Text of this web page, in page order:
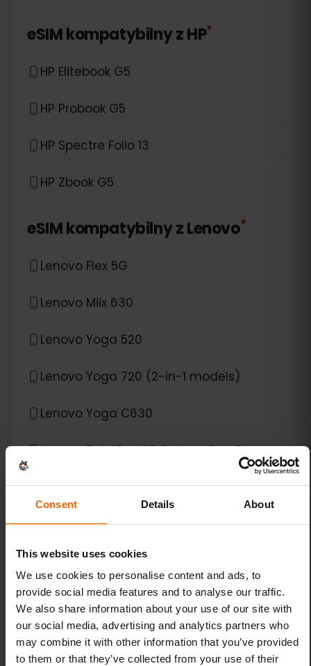
Consent Details About
This website uses cookies
We use cookies to personalise content and ads, to
provide social media features and to analyse our traffic.
We also share information about your use of our site with
our social media, advertising and analytics partners who
may combine it with other information that you’ve provided
to them or that they’ve collected from your use of their
eSIM kompatybilny zHP*
HP Elitebook G5
HP Probook G5
HP Spectre Folio 13
HP Zbook G5
eSIM kompatybilny zLenovo*
Lenovo Flex 5G
Lenovo Miix 630
Lenovo Yoga 520
Lenovo Yoga 720 (2-in-1 models)
Lenovo Yoga C630
Lenovo ThinkPad X1 Carbon Gen 9
Lenovo ThinkPad X1 Fold
Lenovo ThinkPad X1 Nano
Lenovo ThinkPad X12 Detachable
eSIM kompatybilny zMicrosoft*